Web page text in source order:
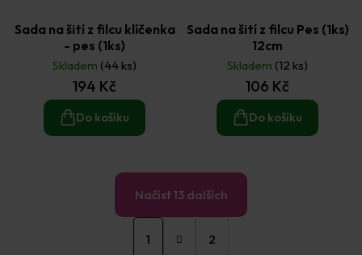
Sada na šití z filcu klíčenka
- pes (1ks)
Skladem (44 ks)
194 Kč
Do košíku
Sada na šití z filcu Pes (1ks)
12cm
Skladem (12 ks)
106 Kč
Do košíku
O
Načíst 13 dalších
S
t
1 2